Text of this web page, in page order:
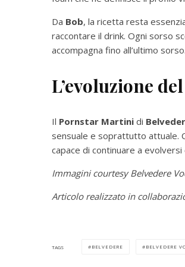
Da Bob, la ricetta resta
raccontare il drink. Ogni sorso
accompagna fino all’ultimo sorso.
L’evoluzione
Il Pornstar Martini di
sensuale e soprattutto attuale.
capace di continuare a
Immagini courtesy Belvedere
Articolo realizzato in
TAGS BELVEDERE BELVEDERE